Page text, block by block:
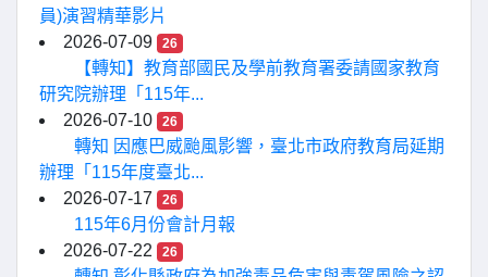
員)演習精華影片
2026-07-09
26
【轉知】教育部國民及學前教育署委請國家教育
研究院辦理「115年...
2026-07-10
26
轉知 因應巴威颱風影響，臺北市政府教育局延期
辦理「115年度臺北...
2026-07-17
26
115年6月份會計月報
2026-07-22
26